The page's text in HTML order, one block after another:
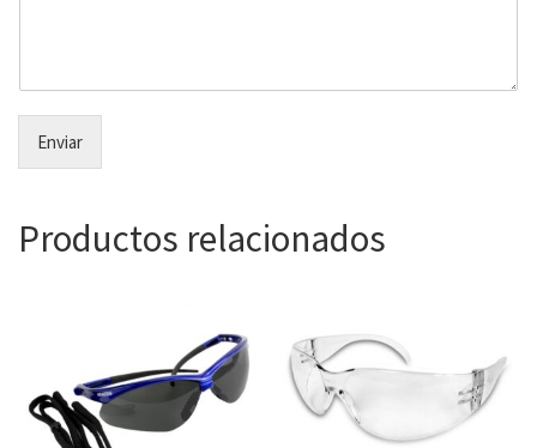
Enviar
Productos relacionados